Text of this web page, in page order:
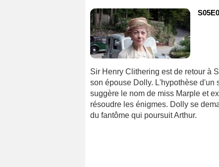
Sir Henry Clithering est de retour à
son épouse Dolly. L'hypothèse d'un
suggère le nom de miss Marple et
résoudre les énigmes. Dolly se
du fantôme qui poursuit Arthur.